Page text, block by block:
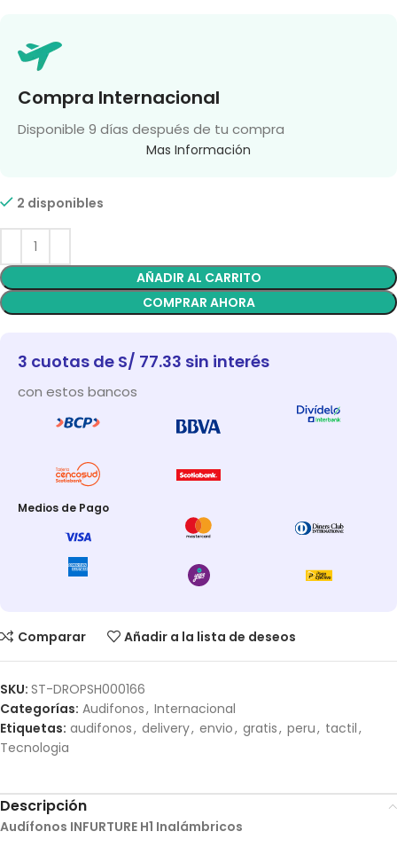
Compra Internacional
Disponible 9 días después de tu compra
Mas Información
2 disponibles
AÑADIR AL CARRITO
COMPRAR AHORA
3 cuotas de S/ 77.33 sin interés
con estos bancos
Medios de Pago
Comparar Añadir a la lista de deseos
SKU: ST-DROPSH000166
Categorías: Audifonos, Internacional
Etiquetas: audifonos, delivery, envio, gratis, peru, tactil,
Tecnologia
Descripción
Audífonos INFURTURE H1 Inalámbricos